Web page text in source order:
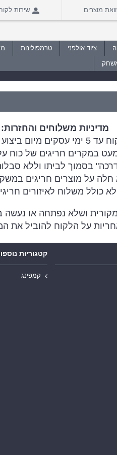
מוצרים שירות
ציוד אולפני טרמפולינות
מדיניות משלוחים והחזרות:
"וי.אמ.פי")
במקרים חריגים של כוח
בסמוך לביתו וללא
כולל משלוח לאיזורים
או נעשה בו שימוש,עד 7 ימי
על הלקוח להוביל את
קטגוריות
קמפינג